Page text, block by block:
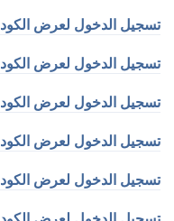
تسجيل الدخول لعرض الكود
تسجيل الدخول لعرض الكود
تسجيل الدخول لعرض الكود
تسجيل الدخول لعرض الكود
تسجيل الدخول لعرض الكود